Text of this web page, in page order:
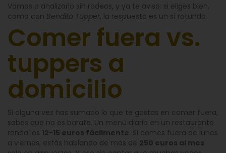
Vamos a analizarlo sin rodeos, y ya te aviso: si eliges bien,
como con Bendito Tupper, la respuesta es un sí rotundo.
Comer fuera vs.
tuppers a
domicilio
Si alguna vez has sumado lo que te gastas en comer fuera,
sabes que no es barato. Un menú diario en un restaurante
ronda los 12-15 euros fácilmente . Si comes fuera de lunes
a viernes, estás hablando de más de 250 euros al mes